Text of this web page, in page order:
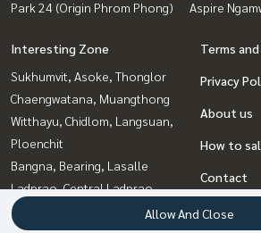
Park 24 (Origin Phrom Phong)
Aspire
Interesting Zone
Sukhumvit, Asoke, Thonglor
Chaengwatana, Muangthong
Witthayu, Chidlom, Langsuan,
Ploenchit
Bangna, Bearing, Lasalle
Ladprao, Central Ladprao
Rattanathibet, Sanambinna
Terms
Privacy
About us
How to
Contact
Allow And Close